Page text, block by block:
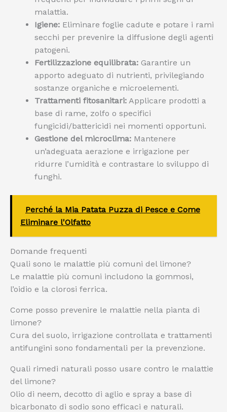
malattia.
Igiene: Eliminare foglie cadute e potare i rami
secchi per prevenire la diffusione degli agenti
patogeni.
Fertilizzazione equilibrata: Garantire un
apporto adeguato di nutrienti, privilegiando
sostanze organiche e microelementi.
Trattamenti fitosanitari: Applicare prodotti a
base di rame, zolfo o specifici
fungicidi/battericidi nei momenti opportuni.
Gestione del microclima: Mantenere
un’adeguata aerazione e irrigazione per
ridurre l’umidità e contrastare lo sviluppo di
funghi.
Perché la Mia Patata Puzza di Pesce e Come
Eliminare l'Olfatto
Domande frequenti
Quali sono le malattie più comuni del limone?
Le malattie più comuni includono la gommosi,
l’oidio e la clorosi ferrica.
Come posso prevenire le malattie nella pianta di
limone?
Cura del suolo, irrigazione controllata e trattamenti
antifungini sono fondamentali per la prevenzione.
Quali rimedi naturali posso usare contro le malattie
del limone?
Olio di neem, decotto di aglio e spray a base di
bicarbonato di sodio sono efficaci e naturali.